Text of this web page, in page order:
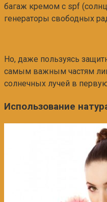
багаж кремом с spf
генераторы свободных
Но, даже пользуясь
самым важным частям
солнечных лучей в
Использование